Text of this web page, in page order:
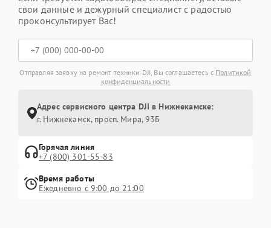
свои данные и дежурный специалист с радостью
проконсультирует Вас!
Отправляя заявку на ремонт техники DJI, Вы соглашаетесь с Политикой
конфиденциальности
Адрес сервисного центра DJI в Нижнекамске:
г. Нижнекамск, просп. Мира, 93Б
Горячая линия
+7 (800) 301-55-83
Время работы
Ежедневно с 9:00 до 21:00